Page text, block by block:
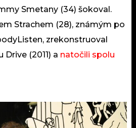
Smetany (34) šokoval.
Strachem (28), známým po
zrekonstruoval
(2011) a natočili spolu